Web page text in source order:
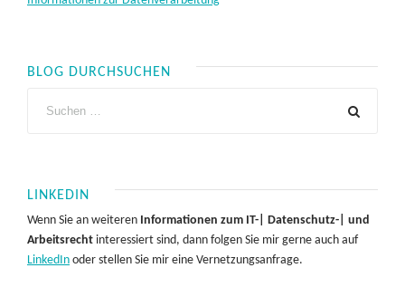
BLOG DURCHSUCHEN
LINKEDIN
Wenn Sie an weiteren Informationen zum IT-| Datenschutz-| und
Arbeitsrecht interessiert sind, dann folgen Sie mir gerne auch auf
LinkedIn oder stellen Sie mir eine Vernetzungsanfrage.